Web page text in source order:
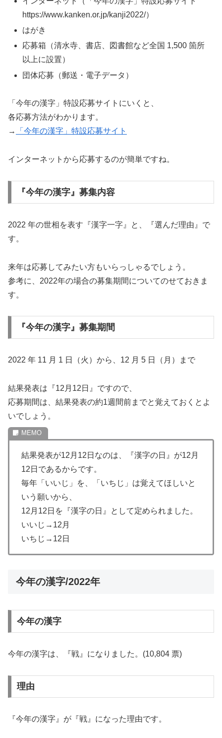
https://www.kanken.or.jp/kanji2022/）
はがき
応募箱（清水寺、書店、図書館など全国 1,500 箇所
以上に設置）
団体応募（郵送・電子データ）
「今年の漢字」特設応募サイトにいくと、
各応募方法がわかります。
→
「今年の漢字」特設応募サイト
インターネットから応募するのが簡単ですね。
『今年の漢字』募集内容
2022 年の世相を表す『漢字一字』と、『選んだ理由』で
す。
来年は応募してみたい方もいらっしゃるでしょう。
参考に、2022年の場合の募集期間についてのせておきま
す。
『今年の漢字』募集期間
2022 年 11 月 1 日（火）から、12 月 5 日（月）まで
結果発表は『12月12日』ですので、
応募期間は、結果発表の約1週間前までと覚えておくとよ
いでしょう。
結果発表が12月12日なのは、『漢字の日』が12月
12日であるからです。
毎年「いいじ」を、「いちじ」は覚えてほしいと
いう願いから、
12月12日を『漢字の日』として定められました。
いいじ→12月
いちじ→12日
今年の漢字/2022年
今年の漢字
今年の漢字は、『戦』になりました。(10,804 票)
理由
『今年の漢字』が『戦』になった理由です。